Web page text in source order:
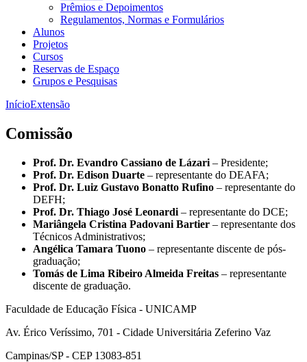
Prêmios e Depoimentos
Regulamentos, Normas e Formulários
Alunos
Projetos
Cursos
Reservas de Espaço
Grupos e Pesquisas
InícioExtensão
Comissão
Prof. Dr. Evandro Cassiano de Lázari – Presidente;
Prof. Dr. Edison Duarte – representante do DEAFA;
Prof. Dr. Luiz Gustavo Bonatto Rufino – representante do
DEFH;
Prof. Dr. Thiago José Leonardi – representante do DCE;
Mariângela Cristina Padovani Bartier – representante dos
Técnicos Administrativos;
Angélica Tamara Tuono – representante discente de pós-
graduação;
Tomás de Lima Ribeiro Almeida Freitas – representante
discente de graduação.
Faculdade de Educação Física - UNICAMP
Av. Érico Veríssimo, 701 - Cidade Universitária Zeferino Vaz
Campinas/SP - CEP 13083-851